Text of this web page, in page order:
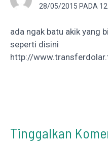
28/05/2015 PADA
ada ngak batu akik yang
seperti disini
http://
Tinggalkan